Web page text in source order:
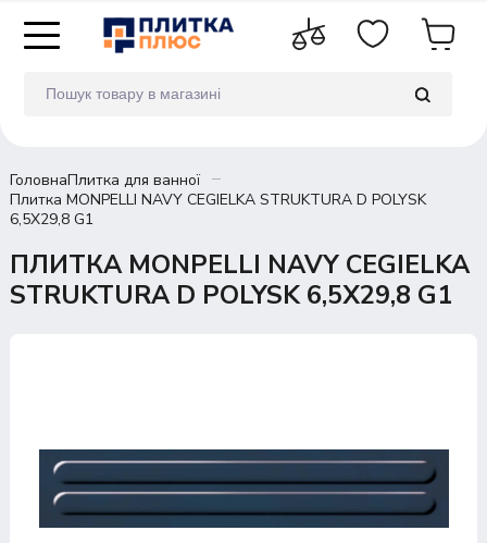
ГоловнаПлитка для ванної
Плитка MONPELLI NAVY CEGIELKA STRUKTURA D POLYSK
6,5X29,8 G1
ПЛИТКА MONPELLI NAVY CEGIELKA
STRUKTURA D POLYSK 6,5X29,8 G1